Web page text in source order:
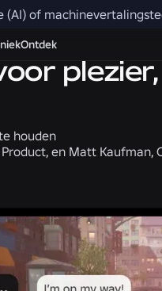
of
Ontdek
houden
en Matt Kaufman,